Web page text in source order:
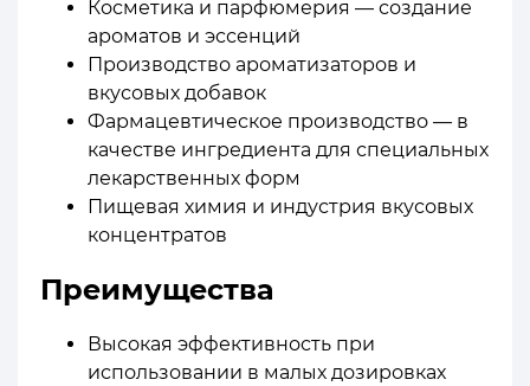
Косметика и парфюмерия — создание
ароматов и эссенций
Производство ароматизаторов и
вкусовых добавок
Фармацевтическое производство — в
качестве ингредиента для специальных
лекарственных форм
Пищевая химия и индустрия вкусовых
концентратов
Преимущества
Высокая эффективность при
использовании в малых дозировках